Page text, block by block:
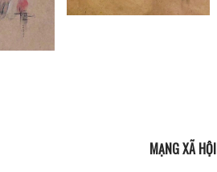
MẠNG XÃ HỘI